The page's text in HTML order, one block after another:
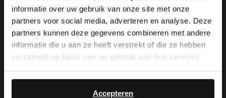
informatie over uw gebruik van onze site met onze
partners voor social media, adverteren en analyse. Deze
partners kunnen deze gegevens combineren met andere
informatie die u aan ze heeft verstrekt of die ze hebben
verzameld op basis van uw gebruik van hun services.
Accepteren
Service
Verzending & levering
View this website in English?
It looks like your language isn't Dutch. Would
you like to switch to English?
English